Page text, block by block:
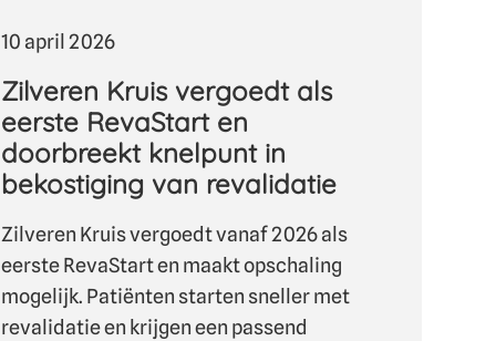
10 april 2026
Zilveren Kruis vergoedt als
eerste RevaStart en
doorbreekt knelpunt in
bekostiging van revalidatie
Zilveren Kruis vergoedt vanaf 2026 als
eerste RevaStart en maakt opschaling
mogelijk. Patiënten starten sneller met
revalidatie en krijgen een passend